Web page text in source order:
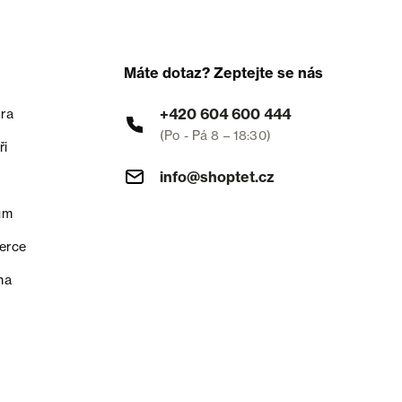
Máte dotaz? Zeptejte se nás
+420 604 600 444
(Po - Pá 8 – 18:30)
info@shoptet.cz